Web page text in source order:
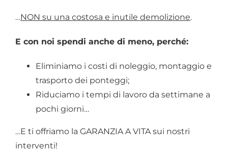
…NON su una costosa e inutile demolizione.
E con noi spendi anche di meno, perché:
Eliminiamo i costi di noleggio, montaggio e
trasporto dei ponteggi;
Riduciamo i tempi di lavoro da settimane a
pochi giorni…
…E ti offriamo la GARANZIA A VITA sui nostri
interventi!